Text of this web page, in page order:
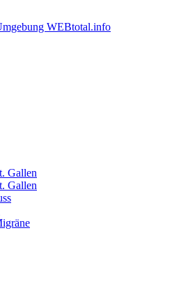
WEBtotal.info
Gallen
Gallen